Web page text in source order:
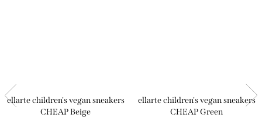
ellarte children's vegan sneakers
CHEAP Beige
ellarte children's vegan sneakers
CHEAP Green